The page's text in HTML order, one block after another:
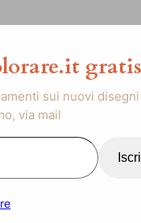
gratis
sui nuovi disegni
via mail